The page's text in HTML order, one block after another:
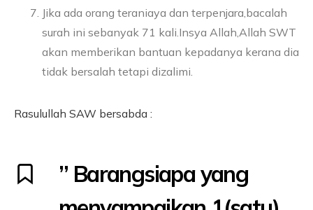
Jika ada orang teraniaya dan terpenjara,bacalah
surah ini sebanyak 71 kali.Insya Allah,Allah SWT
akan memberikan bantuan kepadanya kerana dia
tidak bersalah tetapi dizalimi.
Rasulullah SAW bersabda :
” Barangsiapa yang